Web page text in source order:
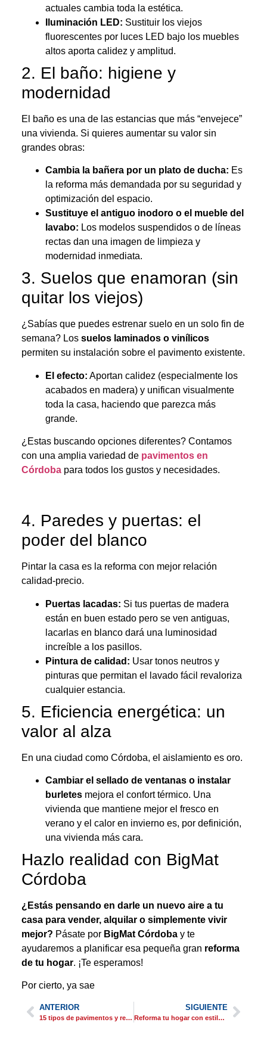
actuales cambia toda la estética.
Iluminación LED: Sustituir los viejos
fluorescentes por luces LED bajo los muebles
altos aporta calidez y amplitud.
2. El baño: higiene y
modernidad
El baño es una de las estancias que más “envejece”
una vivienda. Si quieres aumentar su valor sin
grandes obras:
Cambia la bañera por un plato de ducha: Es
la reforma más demandada por su seguridad y
optimización del espacio.
Sustituye el antiguo inodoro o el mueble del
lavabo: Los modelos suspendidos o de líneas
rectas dan una imagen de limpieza y
modernidad inmediata.
3. Suelos que enamoran (sin
quitar los viejos)
¿Sabías que puedes estrenar suelo en un solo fin de
semana? Los suelos laminados o vinílicos
permiten su instalación sobre el pavimento existente.
El efecto: Aportan calidez (especialmente los
acabados en madera) y unifican visualmente
toda la casa, haciendo que parezca más
grande.
¿Estas buscando opciones diferentes? Contamos
con una amplia variedad de pavimentos en
Córdobapara todos los gustos y necesidades.
4. Paredes y puertas: el
poder del blanco
Pintar la casa es la reforma con mejor relación
calidad-precio.
Puertas lacadas: Si tus puertas de madera
están en buen estado pero se ven antiguas,
lacarlas en blanco dará una luminosidad
increíble a los pasillos.
Pintura de calidad: Usar tonos neutros y
pinturas que permitan el lavado fácil revaloriza
cualquier estancia.
5. Eficiencia energética: un
valor al alza
En una ciudad como Córdoba, el aislamiento es oro.
Cambiar el sellado de ventanas o instalar
burletesmejora el confort térmico. Una
vivienda que mantiene mejor el fresco en
verano y el calor en invierno es, por definición,
una vivienda más cara.
Hazlo realidad con BigMat
Córdoba
¿Estás pensando en darle un nuevo aire a tu
casa para vender, alquilar o simplemente vivir
mejor? Pásate por BigMat Córdobay te
ayudaremos a planificar esa pequeña gran reforma
de tu hogar. ¡Te esperamos!
Por cierto, ya sae
ANTERIOR
15 tipos de pavimentos y revestimientos para tu hogar
SIGUIENTE
Reforma tu hogar con estilo con BigMat Córdoba